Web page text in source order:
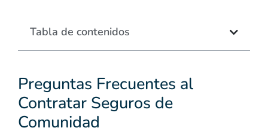
Preguntas Frecuentes al
Contratar Seguros de
Comunidad
Tabla de contenidos